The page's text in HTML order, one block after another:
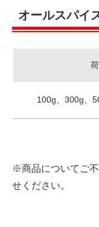
オールスパイ
100g、300g、
※商品についてご
せください。